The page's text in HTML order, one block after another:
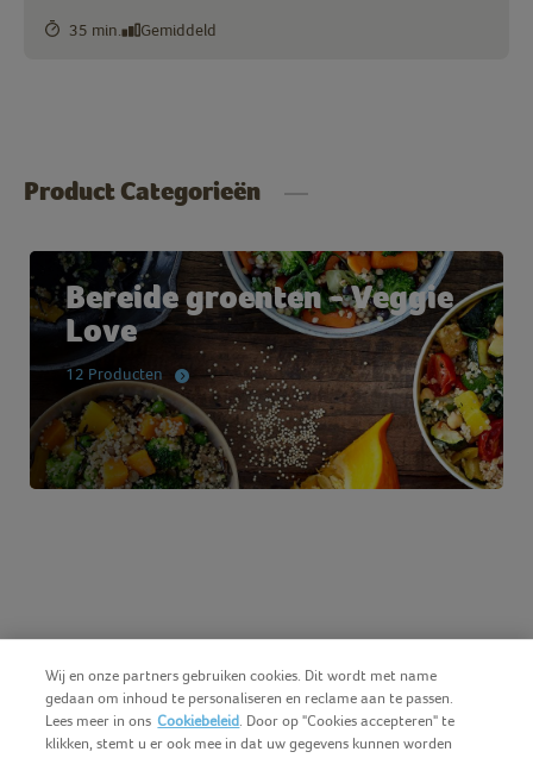
35 min. Gemiddeld
Product Categorieën
Bereide groenten - Veggie
Love
12 Producten
Wij en onze partners gebruiken cookies. Dit wordt met name
gedaan om inhoud te personaliseren en reclame aan te passen.
Lees meer in ons Cookiebeleid. Door op "Cookies accepteren" te
klikken, stemt u er ook mee in dat uw gegevens kunnen worden